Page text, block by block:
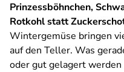
Prinzessböhnchen,
Rotkohl statt
Wintergemüse bringen
auf den Teller. Was
oder gut gelagert werden